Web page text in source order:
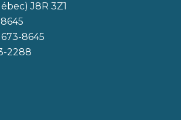
J8R 3Z1
8645
2288